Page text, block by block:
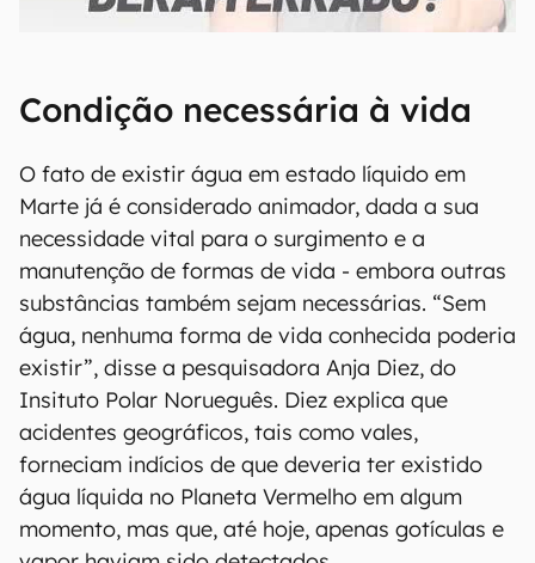
00:00/21:11
Condição necessária à vida
O fato de existir água em estado líquido em
Marte já é considerado animador, dada a sua
necessidade vital para o surgimento e a
manutenção de formas de vida - embora outras
substâncias também sejam necessárias. “Sem
água, nenhuma forma de vida conhecida poderia
existir”, disse a pesquisadora Anja Diez, do
Insituto Polar Norueguês. Diez explica que
acidentes geográficos, tais como vales,
forneciam indícios de que deveria ter existido
água líquida no Planeta Vermelho em algum
momento, mas que, até hoje, apenas gotículas e